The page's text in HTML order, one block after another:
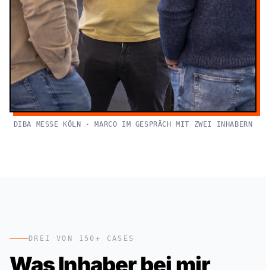
DIBA MESSE KÖLN · MARCO IM GESPRÄCH MIT ZWEI INHABERN
DREI VON 150+ CASES
Was Inhaber bei mir